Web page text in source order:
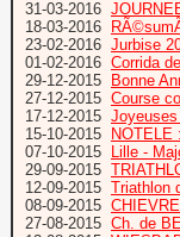
31-03-2016
18-03-2016
23-02-2016 Jurbise
01-02-2016 Corrida
29-12-2015 Bonne
27-12-2015 Course
17-12-2015 Joyeuses
15-10-2015 NOTELE
07-10-2015 Lille -
29-09-2015
12-09-2015 Triathlon
08-09-2015
27-08-2015 Ch. de